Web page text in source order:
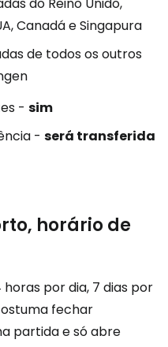
Canadá e Singapura
de todos os outros
- sim
- será transferida
horário de
por dia, 7 dias por
fechar
partida e só abre